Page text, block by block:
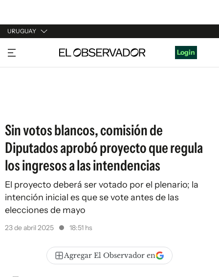
URUGUAY
URUGUAY
ARGENTINA
Login
Sin votos blancos, comisión de
Diputados aprobó proyecto que regula
los ingresos a las intendencias
El proyecto deberá ser votado por el plenario; la
intención inicial es que se vote antes de las
elecciones de mayo
23 de abril 2025 18:51 hs
Agregar El Observador en